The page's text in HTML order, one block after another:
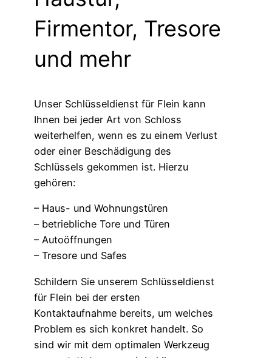
Firmentor, Tresore
und mehr
Unser Schlüsseldienst für Flein kann
Ihnen bei jeder Art von Schloss
weiterhelfen, wenn es zu einem Verlust
oder einer Beschädigung des
Schlüssels gekommen ist. Hierzu
gehören:
– Haus- und Wohnungstüren
– betriebliche Tore und Türen
– Autoöffnungen
– Tresore und Safes
Schildern Sie unserem Schlüsseldienst
für Flein bei der ersten
Kontaktaufnahme bereits, um welches
Problem es sich konkret handelt. So
sind wir mit dem optimalen Werkzeug